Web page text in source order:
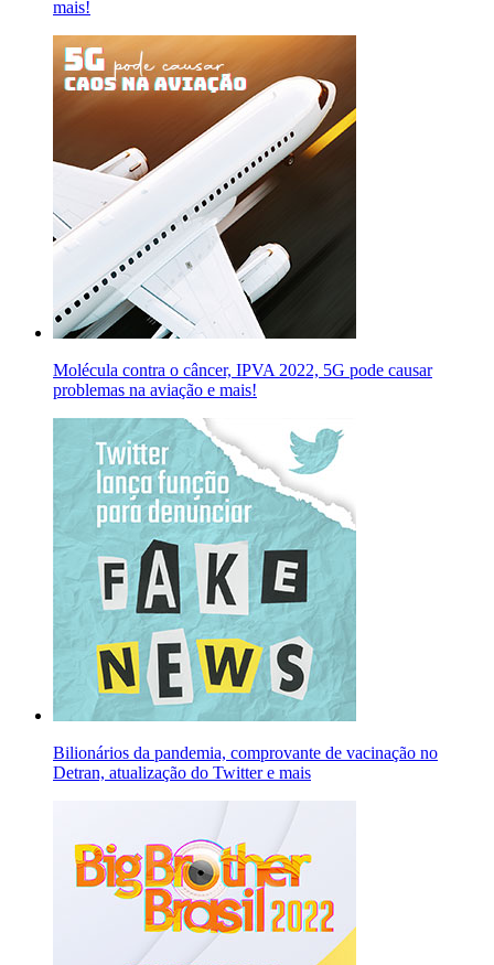
mais!
Molécula contra o câncer, IPVA 2022, 5G pode causar
problemas na aviação e mais!
Bilionários da pandemia, comprovante de vacinação no
Detran, atualização do Twitter e mais